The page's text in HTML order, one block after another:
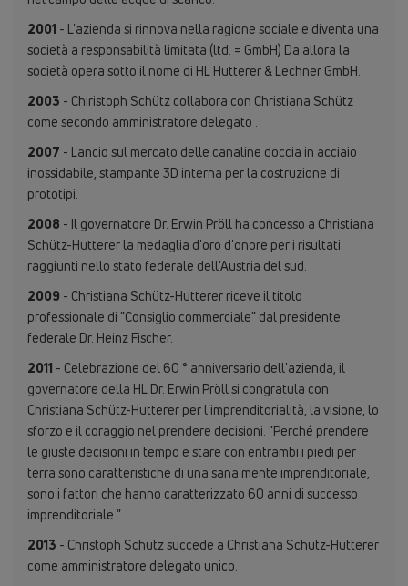
2001 - L'azienda si rinnova nella ragione sociale e diventa una
società a responsabilità limitata (ltd. = GmbH) Da allora la
società opera sotto il nome di HL Hutterer & Lechner GmbH.
2003 - Chiristoph Schütz collabora con Christiana Schütz
come secondo amministratore delegato .
2007 - Lancio sul mercato delle canaline doccia in acciaio
inossidabile, stampante 3D interna per la costruzione di
prototipi.
2008 - Il governatore Dr. Erwin Pröll ha concesso a Christiana
Schütz-Hutterer la medaglia d'oro d'onore per i risultati
raggiunti nello stato federale dell'Austria del sud.
2009 - Christiana Schütz-Hutterer riceve il titolo
professionale di "Consiglio commerciale" dal presidente
federale Dr. Heinz Fischer.
2011 - Celebrazione del 60 ° anniversario dell'azienda, il
governatore della HL Dr. Erwin Pröll si congratula con
Christiana Schütz-Hutterer per l'imprenditorialità, la visione, lo
sforzo e il coraggio nel prendere decisioni. "Perché prendere
le giuste decisioni in tempo e stare con entrambi i piedi per
terra sono caratteristiche di una sana mente imprenditoriale,
sono i fattori che hanno caratterizzato 60 anni di successo
imprenditoriale ".
2013 - Christoph Schütz succede a Christiana Schütz-Hutterer
come amministratore delegato unico.